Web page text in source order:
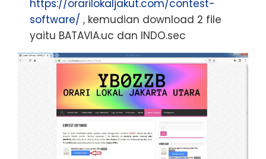
https://orarilokaljakut.com/contest-
software/ , kemudian download 2 file
yaitu BATAVIA.uc dan INDO.sec